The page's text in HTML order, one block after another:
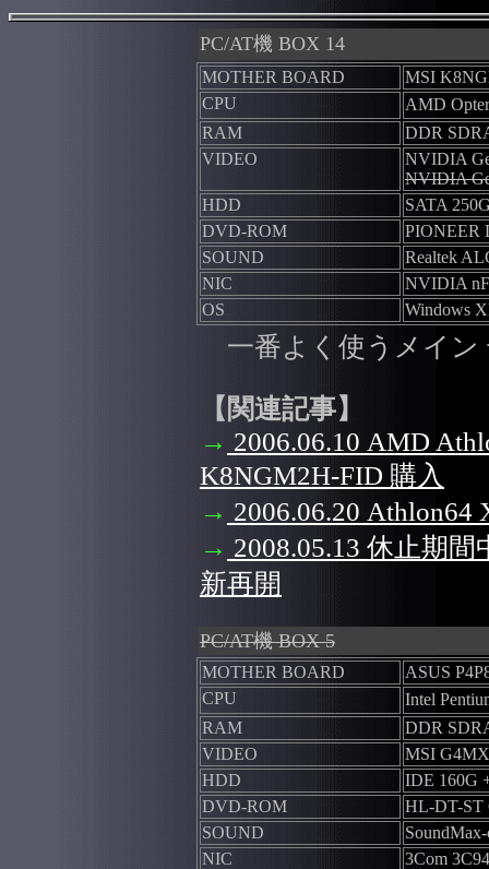
PC/AT機 BOX 14
MOTHER BOARD
MSI
CPU
AMD
RAM
DDR
VIDEO
NVIDIA
NVIDIA
HDD
SATA
DVD-ROM
PIONEER
SOUND
Realtek
NIC
NVIDIA
OS
Windows
一番よく使うメイン
【関連記事】
→ 2006.06.10 AMD
K8NGM2H-FID 購入
→ 2006.06.20
→ 2008.05.13 休止期
新再開
PC/AT機 BOX 5
MOTHER BOARD
ASUS
CPU
Intel
RAM
DDR
VIDEO
MSI
HDD
IDE 160G
DVD-ROM
HL-DT-ST
SOUND
NIC
3Com